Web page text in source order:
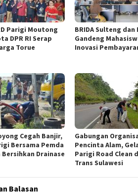
Parigi Moutong
DPR RI Serap
Torue
BRIDA Sulteng dan
Gandeng
Inovasi
Cegah Banjir,
Bersama Pemda
Bersihkan Drainase
Gabungan
Pencinta Alam,
Parigi Road Clean
Trans Sulawesi
Balasan